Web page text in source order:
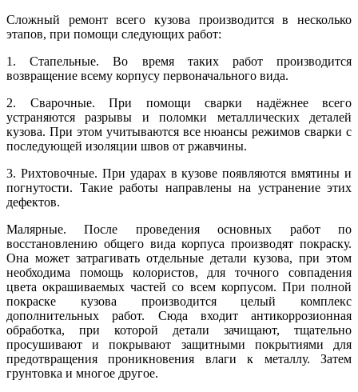
Сложный ремонт всего кузова производится в несколько
этапов, при помощи следующих работ:
1. Стапельные. Во время таких работ производится
возвращение всему корпусу первоначального вида.
2. Сварочные. При помощи сварки надёжнее всего
устраняются разрывы и поломки металлических деталей
кузова. При этом учитываются все нюансы режимов сварки с
последующей изоляции швов от ржавчины.
3. Рихтовочные. При ударах в кузове появляются вмятины и
погнутости. Такие работы направлены на устранение этих
дефектов.
Малярные. После проведения основных работ по
восстановлению общего вида корпуса производят покраску.
Она может затрагивать отдельные детали кузова, при этом
необходима помощь колористов, для точного совпадения
цвета окрашиваемых частей со всем корпусом. При полной
покраске кузова производится целый комплекс
дополнительных работ. Сюда входит антикоррозионная
обработка, при которой детали зачищают, тщательно
просушивают и покрывают защитными покрытиями для
предотвращения проникновения влаги к металлу. Затем
грунтовка и многое другое.